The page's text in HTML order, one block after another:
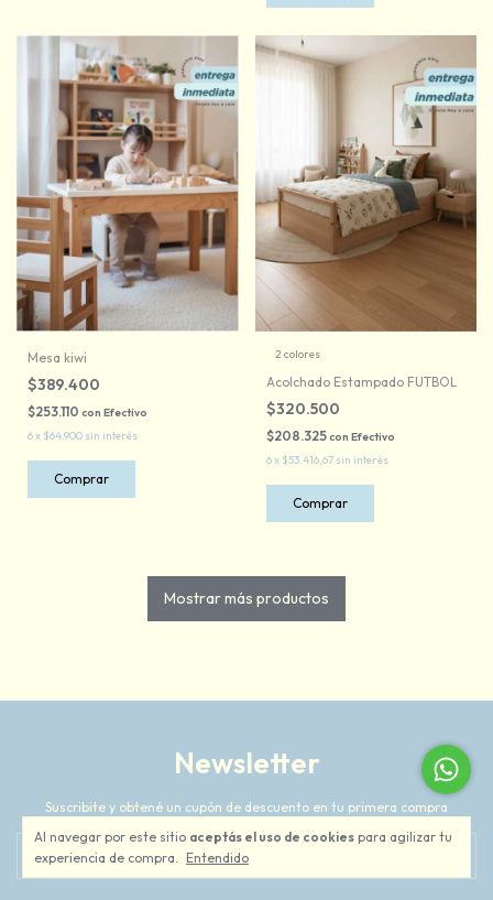
Al navegar por este sitio aceptás el uso de cookies para agilizar tu
experiencia de compra. Entendido
Mesa kiwi
$389.400
$253.110 con Efectivo
6x $64.900 sin interés
Comprar
2 colores
Acolchado Estampado FUTBOL
$320.500
$208.325con Efectivo
6x $53.416,67 sin interés
Comprar
Mostrar más productos
Newsletter
Suscribite y obtené un cupón de descuento en tu primera compra